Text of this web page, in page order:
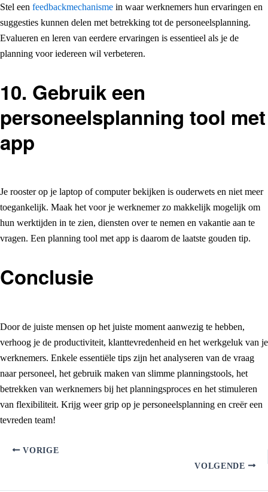
Stel een feedbackmechanisme in waar werknemers hun ervaringen en
suggesties kunnen delen met betrekking tot de personeelsplanning.
Evalueren en leren van eerdere ervaringen is essentieel als je de
planning voor iedereen wil verbeteren.
10. Gebruik een
personeelsplanning tool met
app
Je rooster op je laptop of computer bekijken is ouderwets en niet meer
toegankelijk. Maak het voor je werknemer zo makkelijk mogelijk om
hun werktijden in te zien, diensten over te nemen en vakantie aan te
vragen. Een planning tool met app is daarom de laatste gouden tip.
Conclusie
Door de juiste mensen op het juiste moment aanwezig te hebben,
verhoog je de productiviteit, klanttevredenheid en het werkgeluk van je
werknemers. Enkele essentiële tips zijn het analyseren van de vraag
naar personeel, het gebruik maken van slimme planningstools, het
betrekken van werknemers bij het planningsproces en het stimuleren
van flexibiliteit. Krijg weer grip op je personeelsplanning en creër een
tevreden team!
VORIGE
VOLGENDE